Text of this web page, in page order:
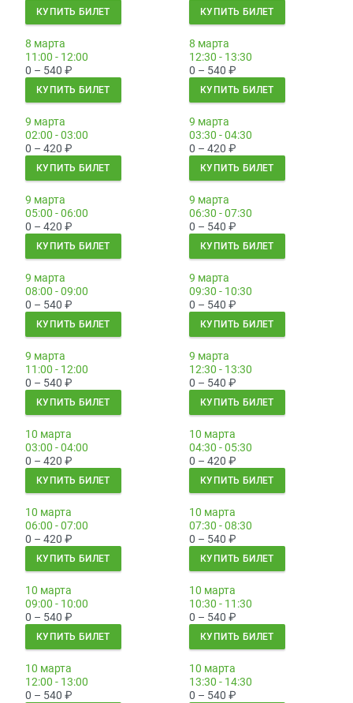
КУПИТЬ БИЛЕТ КУПИТЬ БИЛЕТ
8 марта
11:00 - 12:00
0 – 540 ₽
КУПИТЬ БИЛЕТ
8 марта
12:30 - 13:30
0 – 540 ₽
КУПИТЬ БИЛЕТ
9 марта
02:00 - 03:00
0 – 420 ₽
КУПИТЬ БИЛЕТ
9 марта
03:30 - 04:30
0 – 420 ₽
КУПИТЬ БИЛЕТ
9 марта
05:00 - 06:00
0 – 420 ₽
КУПИТЬ БИЛЕТ
9 марта
06:30 - 07:30
0 – 540 ₽
КУПИТЬ БИЛЕТ
9 марта
08:00 - 09:00
0 – 540 ₽
КУПИТЬ БИЛЕТ
9 марта
09:30 - 10:30
0 – 540 ₽
КУПИТЬ БИЛЕТ
9 марта
11:00 - 12:00
0 – 540 ₽
КУПИТЬ БИЛЕТ
9 марта
12:30 - 13:30
0 – 540 ₽
КУПИТЬ БИЛЕТ
10 марта
03:00 - 04:00
0 – 420 ₽
КУПИТЬ БИЛЕТ
10 марта
04:30 - 05:30
0 – 420 ₽
КУПИТЬ БИЛЕТ
10 марта
06:00 - 07:00
0 – 420 ₽
КУПИТЬ БИЛЕТ
10 марта
07:30 - 08:30
0 – 540 ₽
КУПИТЬ БИЛЕТ
10 марта
09:00 - 10:00
0 – 540 ₽
КУПИТЬ БИЛЕТ
10 марта
10:30 - 11:30
0 – 540 ₽
КУПИТЬ БИЛЕТ
10 марта
12:00 - 13:00
0 – 540 ₽
10 марта
13:30 - 14:30
0 – 540 ₽